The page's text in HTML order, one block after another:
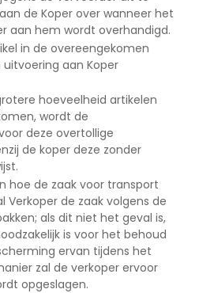
de Koper over wanneer het
aan hem wordt overhandigd.
in de overeengekomen
aan Koper
hoeveelheid artikelen
wordt de
deze overtollige
de koper deze zonder
hoe de zaak voor transport
Verkoper de zaak volgens de
als dit niet het geval is,
is voor het behoud
ervan tijdens het
zal de verkoper ervoor
opgeslagen.